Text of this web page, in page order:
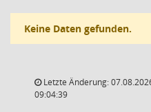
Keine Daten gefunden.
Letzte Änderung:
09:04:39